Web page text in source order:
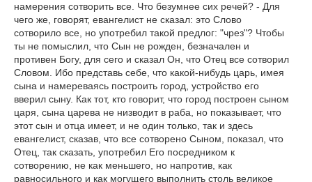
намерения сотворить все. Что безумнее сих речей? - Для
чего же, говорят, евангелист не сказал: это Слово
сотворило все, но употребил такой предлог: "чрез"? Чтобы
ты не помыслил, что Сын не рожден, безначален и
противен Богу, для сего и сказал Он, что Отец все сотворил
Словом. Ибо представь себе, что какой-нибудь царь, имея
сына и намереваясь построить город, устройство его
вверил сыну. Как тот, кто говорит, что город построен сыном
царя, сына царева не низводит в раба, но показывает, что
этот сын и отца имеет, и не один только, так и здесь
евангелист, сказав, что все сотворено Сыном, показал, что
Отец, так сказать, употребил Его посредником к
сотворению, не как меньшего, но напротив, как
равносильного и как могущего выполнить столь великое